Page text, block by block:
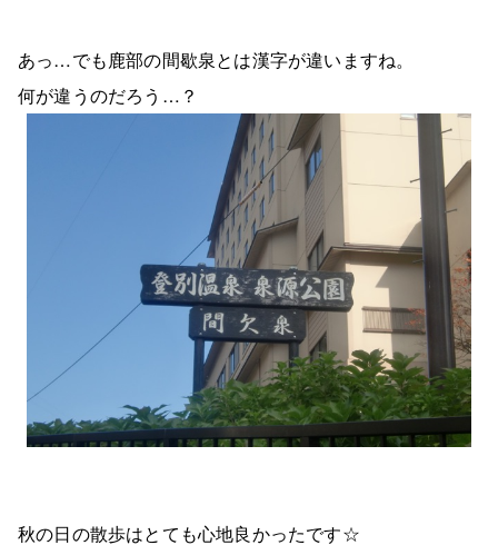
あっ…でも鹿部の間歇泉とは漢字が違いますね。
何が違うのだろう…？
秋の日の散歩はとても心地良かったです☆